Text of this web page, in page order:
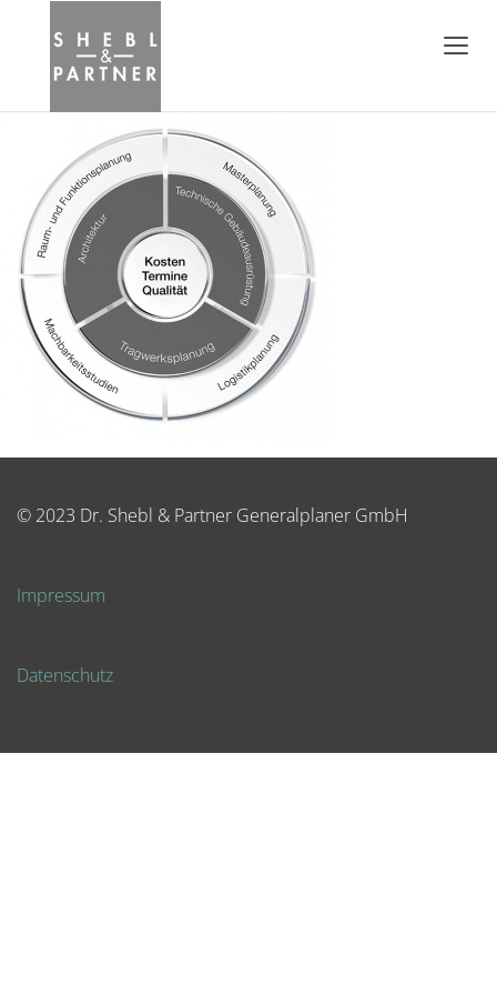
© 2023 Dr. Shebl & Partner Generalplaner GmbH
Impressum
Datenschutz